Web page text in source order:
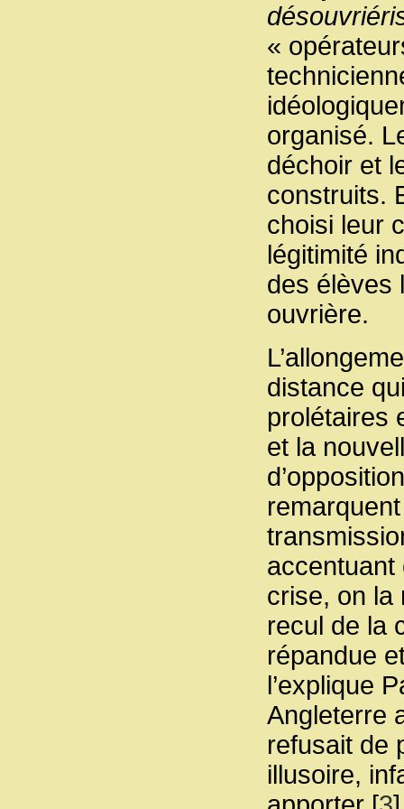
«
organisé.
déchoir et
construits.
choisi leur
légitimité
des élèves
ouvrière.
distance
prolétaires
et la
accentuant
crise, on la
recul de la
répandue
l’explique
Angleterre
refusait de
illusoire,